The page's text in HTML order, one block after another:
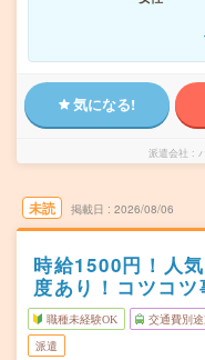
気になる!
派遣会社
未読 掲載日 2026/08/06
時給1500円！人
度あり！コツコツ
職種未経験OK 交通費別途
派遣